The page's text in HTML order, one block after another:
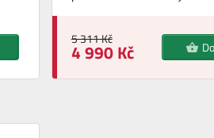
5 311 Kč
4 990 Kč